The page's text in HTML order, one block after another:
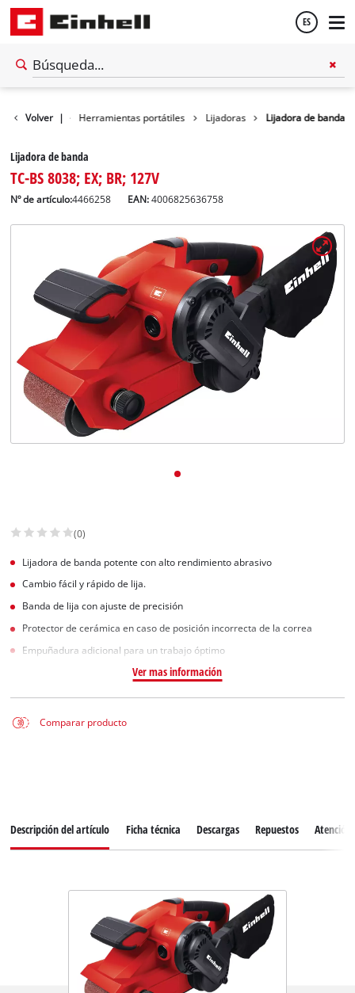
ES
Volver |
Taller Herramientas portátiles Lijadoras Lijadora de banda
Lijadora de banda
TC-BS 8038; EX; BR; 127V
Nº de artículo:4466258 EAN:4006825636758
(0)
Lijadora de banda potente con alto rendimiento abrasivo
Cambio fácil y rápido de lija.
Banda de lija con ajuste de precisión
Protector de cerámica en caso de posición incorrecta de la correa
Empuñadura adicional para un trabajo óptimo
Ver mas información
Comparar producto
Descripción del artículo Ficha técnica Descargas Repuestos